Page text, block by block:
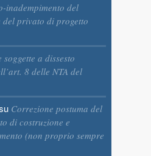
inadempimento del
del privato di progetto
soggette a dissesto
8 delle NTA del
Correzione postuma del
di costruzione e
(non proprio sempre